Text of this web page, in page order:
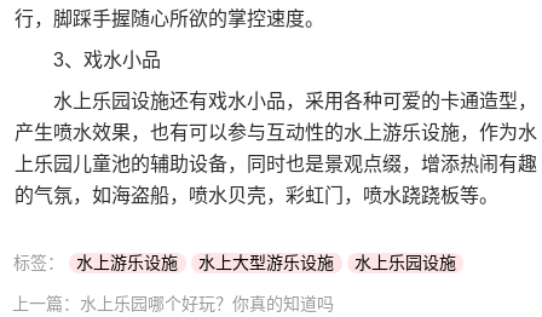
行，脚踩手握随心所欲的掌控速度。
3、戏水小品
水上乐园设施还有戏水小品，采用各种可爱的卡通造型，
产生喷水效果，也有可以参与互动性的水上游乐设施，作为水
上乐园儿童池的辅助设备，同时也是景观点缀，增添热闹有趣
的气氛，如海盗船，喷水贝壳，彩虹门，喷水跷跷板等。
标签： 水上游乐设施 水上大型游乐设施 水上乐园设施
上一篇： 水上乐园哪个好玩？你真的知道吗